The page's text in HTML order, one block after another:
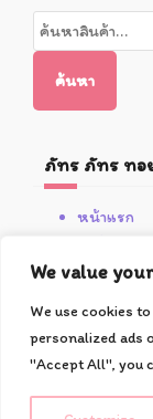
We value
We use cookies
personalized ads
"Accept All", you
ค้นหา:
ค้นหา
ภัทร ภัทร ทอ
หน้าแรก
โปรโมชั่น
วิธีการสั่งซื้
ติดต่อเรา